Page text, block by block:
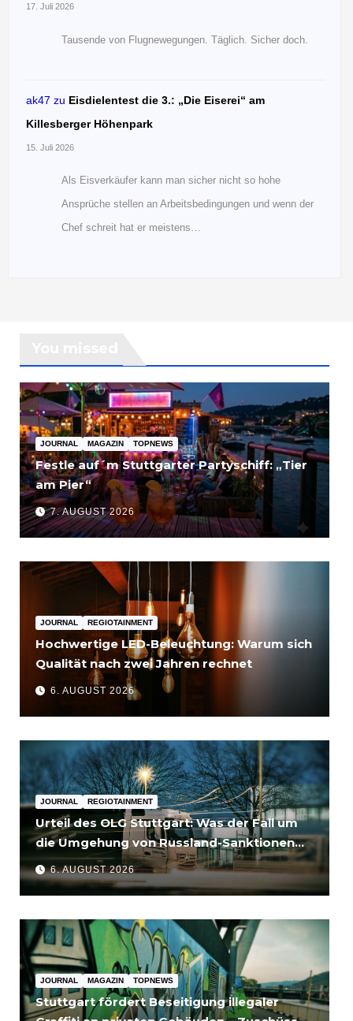
17. Juli 2026
Tausende von Flugnewegungen. Täglich. Sicher doch.
ak47 zu Eisdielentest die 3.: „Die Eiserei“ am
Killesberger Höhenpark
15. Juli 2026
Als Eisverkäufer kann man sicher nicht so hohe
Ansprüche stellen an Arbeitsbedingungen und wenn der
Chef schreit hat er meistens…
JOURNAL MAGAZIN TOPNEWS
Festle auf´m Stuttgarter Partyschiff: „Tier
am Pier“
7. AUGUST 2026
JOURNAL REGIOTAINMENT
Hochwertige LED-Beleuchtung: Warum sich
Qualität nach zwei Jahren rechnet
6. AUGUST 2026
JOURNAL REGIOTAINMENT
Urteil des OLG Stuttgart: Was der Fall um
die Umgehung von Russland-Sanktionen
für Unternehmen bedeutet
6. AUGUST 2026
JOURNAL MAGAZIN TOPNEWS
Stuttgart fördert Beseitigung illegaler